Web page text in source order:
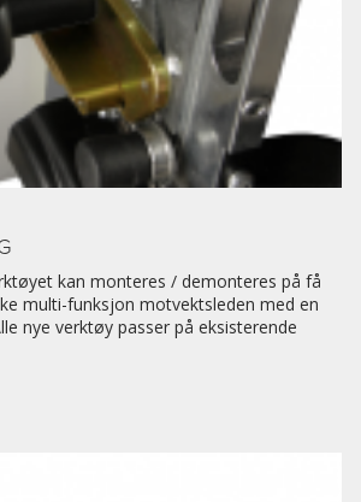
kan monteres / demonteres på få
multi-funksjon motvektsleden med en
nye verktøy passer på eksisterende